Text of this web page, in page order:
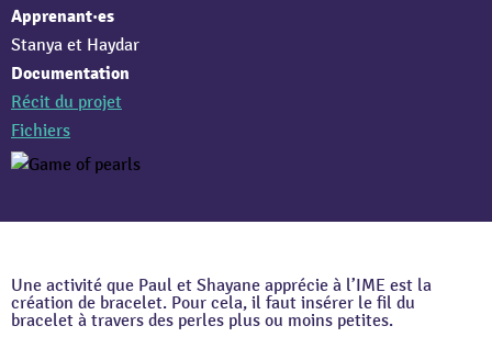
Apprenant·es
Stanya et Haydar
Documentation
Récit du projet
Fichiers
Une activité que Paul et Shayane apprécie à l’IME est la
création de bracelet. Pour cela, il faut insérer le fil du
bracelet à travers des perles plus ou moins petites.